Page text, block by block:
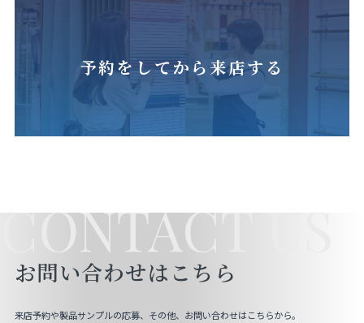
予約をしてから来店する
CONTACT US
お問い合わせはこちら
来店予約や製品サンプルの応募、その他、お問い合わせはこちらから。